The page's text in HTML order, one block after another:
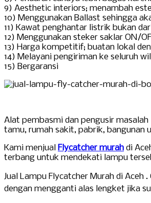
9) Aesthetic interiors; menambah
10) Menggunakan Ballast sehingga
11) Kawat penghantar listrik bukan
12) Menggunakan steker saklar ON/
13) Harga kompetitif; buatan lokal
14) Melayani pengiriman ke seluruh
15) Bergaransi
Alat pembasmi dan pengusir
tamu, rumah sakit, pabrik, bangunan
Kami menjual Flycatcher murah di
terbang untuk mendekati lampu
Jual Lampu Flycatcher Murah di Aceh .
dengan mengganti alas lengket jika